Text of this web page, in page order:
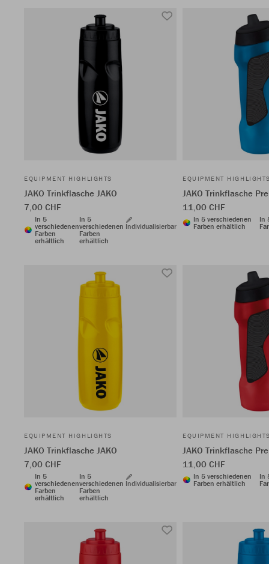
EQUIPMENT HIGHLIGHTS
JAKO Trinkflasche JAKO
7,00 CHF
In 5
verschiedenen
Farben
erhältlich
In 5
verschiedenen
Farben
erhältlich
Individualisierbar
EQUIPMENT
JAKO Trinkflasche
11,00 CHF
In 5 verschiedenen
Farben erhältlich
In
EQUIPMENT HIGHLIGHTS
JAKO Trinkflasche JAKO
7,00 CHF
In 5
verschiedenen
Farben
erhältlich
In 5
verschiedenen
Farben
erhältlich
Individualisierbar
EQUIPMENT
JAKO Trinkflasche
11,00 CHF
In 5 verschiedenen
Farben erhältlich
In